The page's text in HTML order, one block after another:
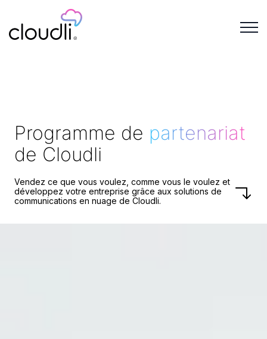
Programme de partenariat
de Cloudli
Vendez ce que vous voulez, comme vous le voulez et
développez votre entreprise grâce aux solutions de
communications en nuage de Cloudli.